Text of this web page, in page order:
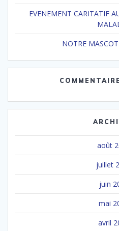
EVENEMENT CARITATIF
NOTRE
août
juillet
juin
mai
avril